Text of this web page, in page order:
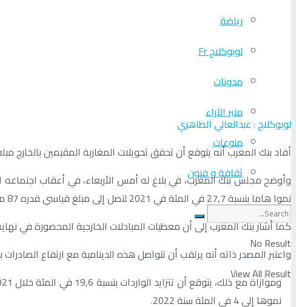
رياضة
لوبوكلاج Fr
مدونات
منبر الآراء
منوعات
ثقافة و فنون
No Result
View All Result
لوبوكلاج : عبدالعالي الطاهري
أفاد بنك المغرب أنه يتوقع أن تحقق تحويلات المغاربة المقيمين بالخارج مبلغا قياسيا قدره 87 مليار درهم خلال السنة الجارية، مسجلة
نموا هاما بنسبة 27,7 في المئة في 2021 لتصل إلى مبلغ قياسي قدره 87 مليار درهم قبل أن تتراجع بنسبة 5 في المئة إلى 82,7 مليار في سنة 2022”.
كما أشار بنك المغرب إلى أن معطيات المبادلات الخارجية المحصورة في
واعتبر المصدر ذاته أنه يرتقب أن تتواصل هذه الدينامية مع ارتفاع الصادرات بنسبة 22.6 في المئة في 2021 و 5.9 في المئة في سنة 2022، مدفوعة بالأساس بمبيعات صناعة السيارات
نموها إلى 4 في المئة سنة 2022.